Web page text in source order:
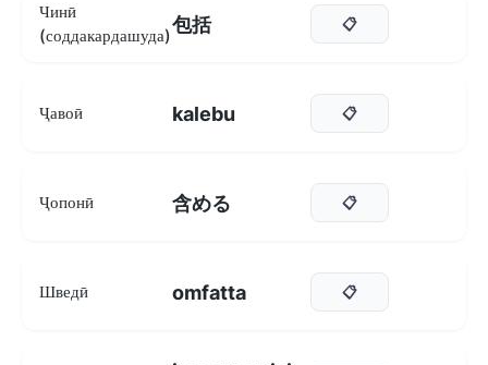
Чинӣ
(соддакардашуда)包括 📋
Ҷавоӣ kalebu 📋
Ҷопонӣ 含める 📋
Шведӣ omfatta 📋